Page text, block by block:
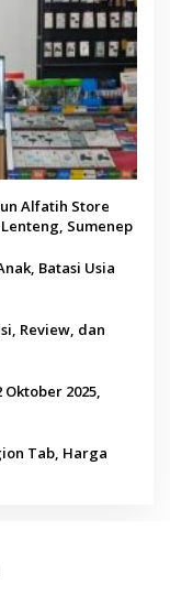
Alfatih Store
Sumenep
Batasi Usia
Review, dan
2025,
Tab, Harga